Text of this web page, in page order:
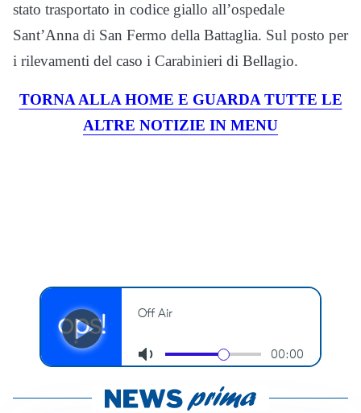
stato trasportato in codice giallo all’ospedale
Sant’Anna di San Fermo della Battaglia. Sul posto per
i rilevamenti del caso i Carabinieri di Bellagio.
TORNA ALLA HOME E GUARDA TUTTE LE
ALTRE NOTIZIE IN MENU